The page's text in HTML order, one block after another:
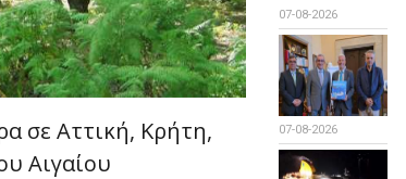
σε Αττική, Κρήτη,
Αιγαίου
07-08-2026
07-08-2026